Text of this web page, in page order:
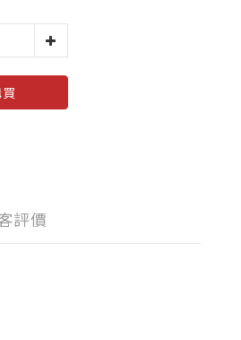
評價